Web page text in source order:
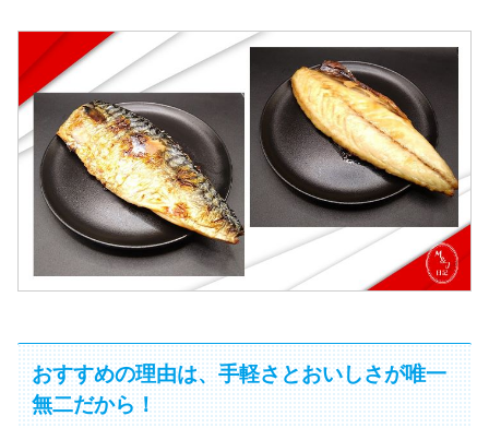
おすすめの理由は、手軽さとおいしさが唯一
無二だから！